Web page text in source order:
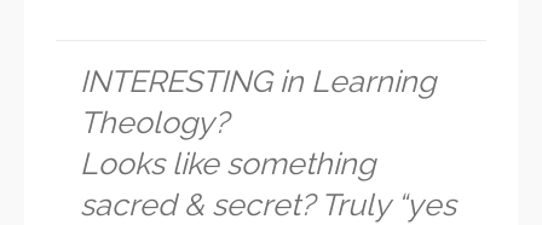
INTERESTING in Learning
Theology?
Looks like something
sacred & secret? Truly “yes